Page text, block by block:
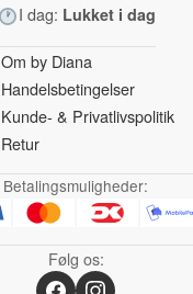
I dag: Lukket i dag
Om by Diana
Handelsbetingelser
Kunde- & Privatlivspolitik
Retur
Betalingsmuligheder:
Følg os: